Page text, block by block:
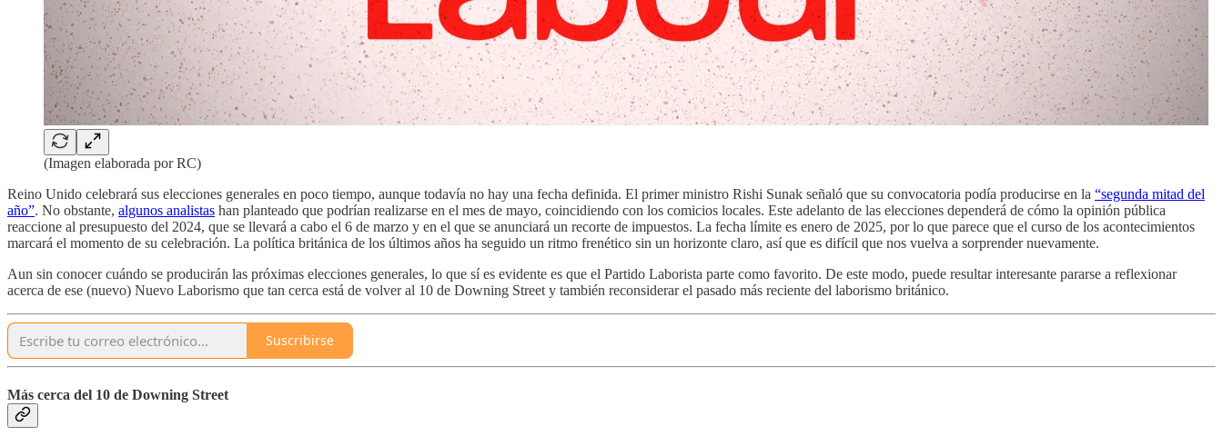
(Imagen elaborada por RC)
Reino Unido celebrará sus elecciones generales en poco tiempo, aunque todavía no hay una fecha definida. El primer ministro Rishi Sunak señaló que su convocatoria podía producirse en la “segunda mitad del
año”. No obstante, algunos analistas han planteado que podrían realizarse en el mes de mayo, coincidiendo con los comicios locales. Este adelanto de las elecciones dependerá de cómo la opinión pública
reaccione al presupuesto del 2024, que se llevará a cabo el 6 de marzo y en el que se anunciará un recorte de impuestos. La fecha límite es enero de 2025, por lo que parece que el curso de los acontecimientos
marcará el momento de su celebración. La política británica de los últimos años ha seguido un ritmo frenético sin un horizonte claro, así que es difícil que nos vuelva a sorprender nuevamente.
Aun sin conocer cuándo se producirán las próximas elecciones generales, lo que sí es evidente es que el Partido Laborista parte como favorito. De este modo, puede resultar interesante pararse a reflexionar
acerca de ese (nuevo) Nuevo Laborismo que tan cerca está de volver al 10 de Downing Street y también reconsiderar el pasado más reciente del laborismo británico.
Suscribirse
Más cerca del 10 de Downing Street